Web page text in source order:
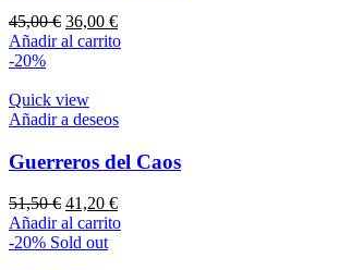
45,00€ El
precio
45,00 €.
36,00 €El
precio
Añadir al carrito
-20%
Quick view
Añadir a deseos
Guerreros del Caos
51,50€ El
precio
original
41,20 €El
precio
Añadir al carrito
-20% Sold out